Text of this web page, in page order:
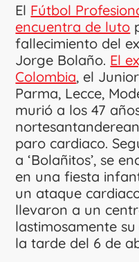
El Fútbol
encuentra de luto
fallecimiento del
Jorge Bolaño. El
Colombia, el
Parma, Lecce,
murió a los 47
paro cardiaco.
a ‘Bolañitos’, se
en una fiesta
un ataque
llevaron a un
lastimosamente
la tarde del 6 de